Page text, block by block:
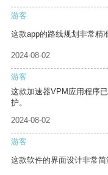
游客
这款app的路线规划非常精
2024-08-02
游客
这款加速器VPM应用程序
护。
2024-08-02
游客
这款软件的界面设计非常简